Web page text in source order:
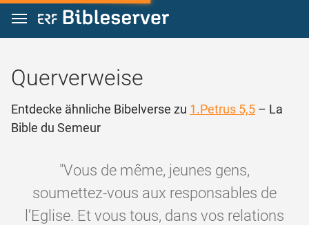
Zum Inhalt springen
Querverweise
Entdecke ähnliche Bibelverse zu 1.Petrus 5,5 – La
Bible du Semeur
"Vous de même, jeunes gens,
soumettez-vous aux responsables de
l’Eglise. Et vous tous, dans vos relations